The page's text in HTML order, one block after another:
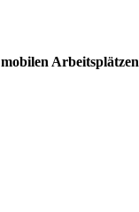
mobilen Arbeitsplätzen